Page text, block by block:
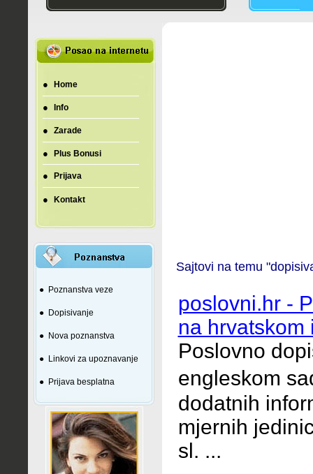
● Home
● Info
● Zarade
● Plus Bonusi
● Prijava
● Kontakt
● Poznanstva veze
● Dopisivanje
● Nova poznanstva
● Linkovi za upoznavanje
● Prijava besplatna
Sajtovi na temu
poslovni.hr -
na hrvatskom
Poslovno
engleskom
dodatnih
mjernih
sl. ...